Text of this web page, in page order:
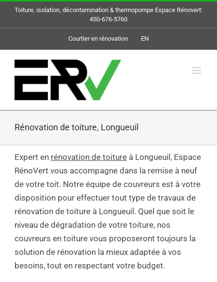
SkipToiture, isolation, décontamination & thermopompe Espace Rénovert:
450-676-5760
Courtier en rénovation EN
Rénovation de toiture, Longueuil
Expert en rénovation de toiture à Longueuil, Espace
RénoVert vous accompagne dans la remise à neuf
de votre toit. Notre équipe de couvreurs est à votre
disposition pour effectuer tout type de travaux de
rénovation de toiture à Longueuil. Quel que soit le
niveau de dégradation de votre toiture, nos
couvreurs en toiture vous proposeront toujours la
solution de rénovation la mieux adaptée à vos
besoins, tout en respectant votre budget.